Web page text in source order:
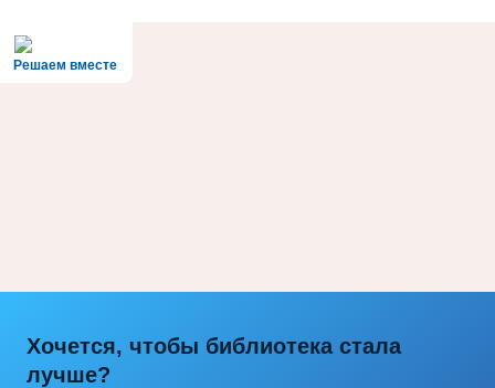
Решаем вместе
Хочется, чтобы библиотека стала
лучше?